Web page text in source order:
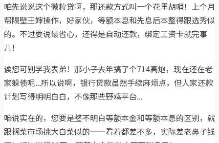
咱先说说这个微粒贷啊，那还款方式叫一个花里胡哨！上个月
帮隔壁王婶操作，好家伙，等额本息和先息后本整得跟选秀似
的。不过要说最省心，还得是自动还款，绑定工资卡就完事
儿！
诶您可别学我表弟！那小子去年搞了个714高炮，现在还在老
家躲债呢...所以说啊，银行贷款虽然手续麻烦点，但人家还款
计划写得明明白白，不像那些野鸡平台...
咱说实在的，您要是整不明白等额本金和等额本息的区别，就
跟搁菜市场挑大白菜似的——看着都差不多，实际差老鼻子钱